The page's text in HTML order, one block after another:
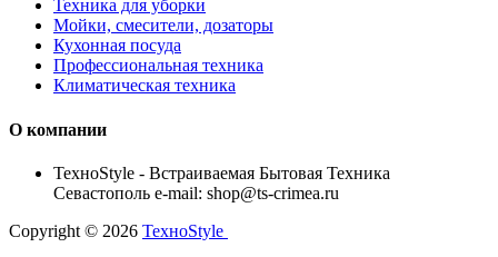
Техника для уборки
Мойки, смесители, дозаторы
Кухонная посуда
Профессиональная техника
Климатическая техника
О компании
TexноStyle - Встраиваемая Бытовая Техника
Севастополь e-mail: shop@ts-crimea.ru
Copyright © 2026 TexноStyle